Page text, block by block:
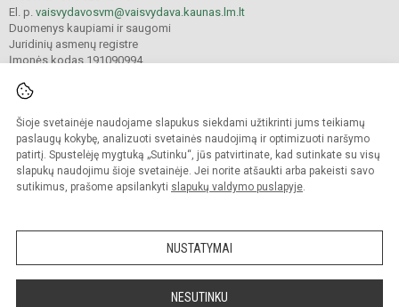
Šioje svetainėje naudojame slapukus siekdami užtikrinti jums teikiamų
paslaugų kokybę, analizuoti svetainės naudojimą ir optimizuoti naršymo
patirtį. Spustelėję mygtuką „Sutinku“, jūs patvirtinate, kad sutinkate su visų
slapukų naudojimu šioje svetainėje. Jei norite atšaukti arba pakeisti savo
sutikimus, prašome apsilankyti slapukų valdymo puslapyje.
NUSTATYMAI
NESUTINKU
El. p. vaisvydavosvm@vaisvydava.kaunas.lm.lt
Duomenys kaupiami ir saugomi
Juridinių asmenų registre
Įmonės kodas 191090994
© 2025. Kauno Vaišvydavos mokykla. Visos teisės saugomos.
Kopijuoti turinį be raštiško įstaigos administracijos sutikimo griežtai draudžiama.
Prieinamumo paraiška Slapukų valdymas
Sumanus būdas atnaujinti